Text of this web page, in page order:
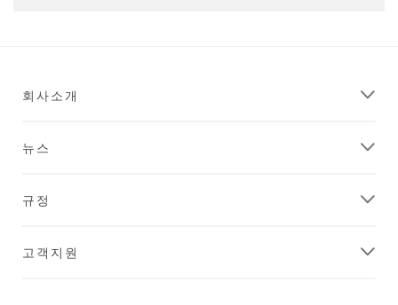
회사소개
뉴스
규정
고객지원